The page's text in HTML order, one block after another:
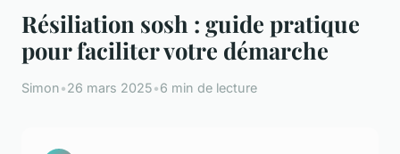
Résiliation sosh : guide pratique
pour faciliter votre démarche
Simon•26 mars 2025•6 min de lecture